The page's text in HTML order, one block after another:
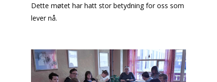
Dette møtet har hatt stor betydning for oss som
lever nå.